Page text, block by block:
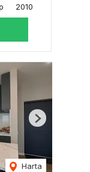
2010
Harta
Next